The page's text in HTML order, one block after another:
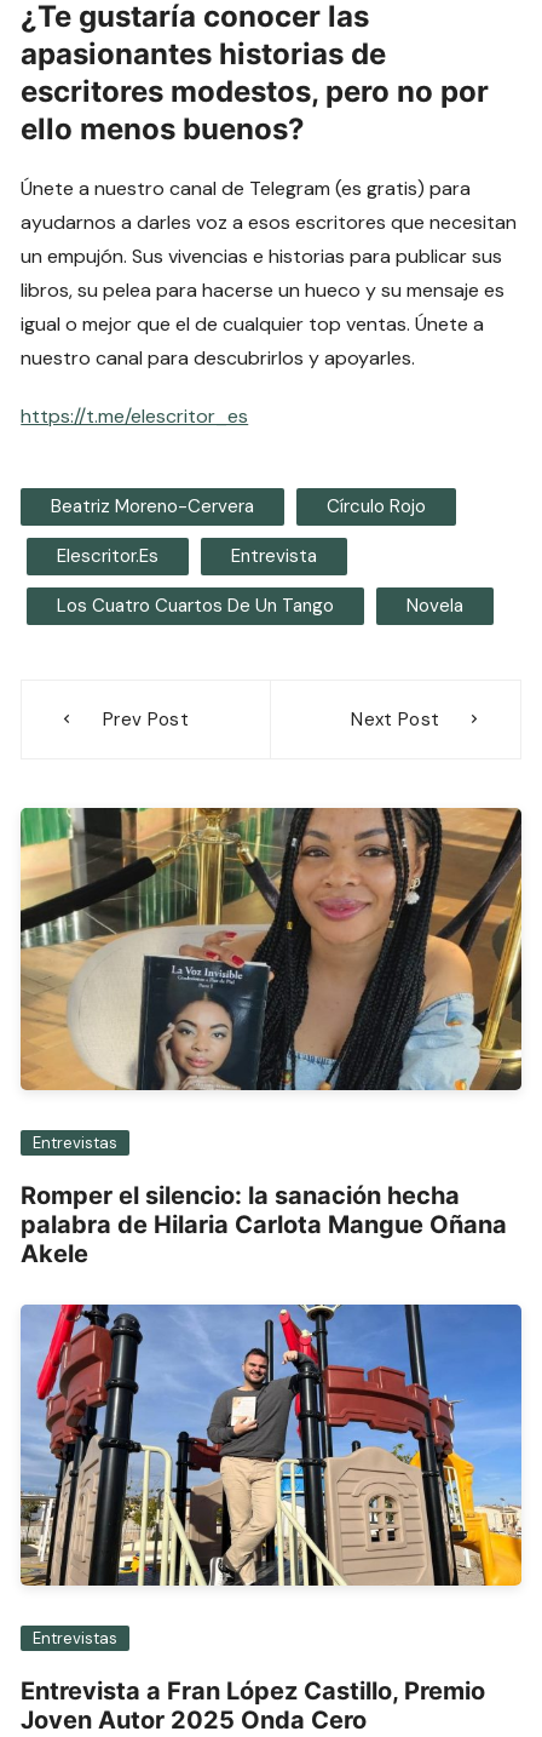
¿Te gustaría conocer las
apasionantes historias de
escritores modestos, pero no por
ello menos buenos?
Únete a nuestro canal de Telegram (es gratis) para
ayudarnos a darles voz a esos escritores que necesitan
un empujón. Sus vivencias e historias para publicar sus
libros, su pelea para hacerse un hueco y su mensaje es
igual o mejor que el de cualquier top ventas. Únete a
nuestro canal para descubrirlos y apoyarles.
https://t.me/elescritor_es
Beatriz Moreno-Cervera Círculo Rojo
Elescritor.es Entrevista
Los Cuatro Cuartos De Un Tango Novela
Prev Post Next Post
Entrevistas
Romper el silencio: la sanación hecha
palabra de Hilaria Carlota Mangue Oñana
Akele
Entrevistas
Entrevista a Fran López Castillo, Premio
Joven Autor 2025 Onda Cero